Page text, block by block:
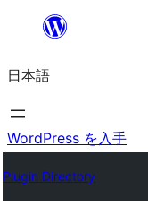
を
ス
キ
プ
日本語
WordPress を入手
Plugin Directory